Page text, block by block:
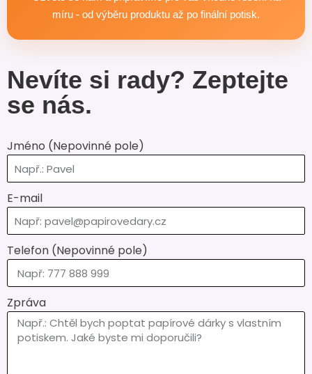
míru - od výběru produktu až po finální potisk.
Nevíte si rady? Zeptejte
se nás.
Jméno (Nepovinné pole)
E-mail
Telefon (Nepovinné pole)
Zpráva